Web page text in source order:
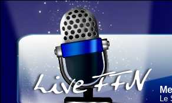
Le